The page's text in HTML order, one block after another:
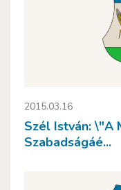
2015.03.16
Szél István: \"A
Szabadságáé...